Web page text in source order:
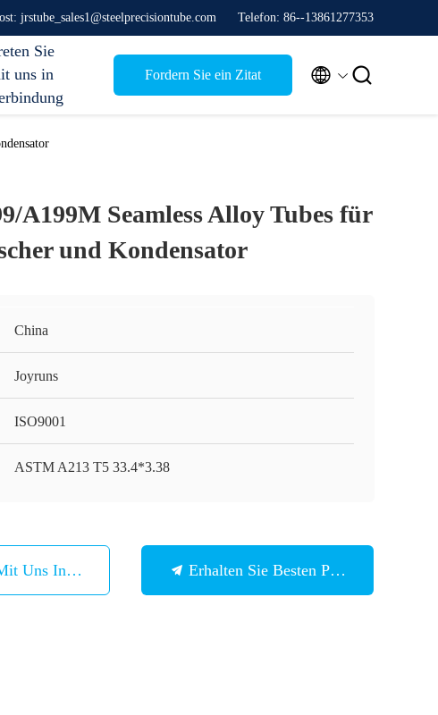
jrstube_sales1@steelprecisiontube.com Telefon: 86--13861277353
Sie
uns in
Fordern Sie ein Zitat  
A199M Seamless Alloy Tubes für
und Kondensator
China
Joyruns
ISO9001
ASTM A213 T5 33.4*3.38
Uns In Verbindung Erhalten Sie Besten Preis